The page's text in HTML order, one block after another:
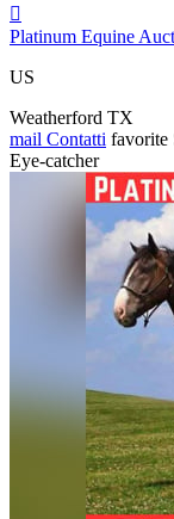

Platinum Equine
US
Weatherford TX
mail Contatti favorite
Eye-catcher